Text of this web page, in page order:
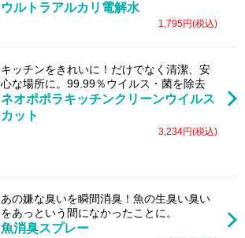
ウルトラアルカリ電解水
1,795円(税込)
キッチンをきれいに！だけでなく清潔、安
心な場所に。99.99％ウイルス・菌を除去
ネオポポラキッチンクリーンウイルス
カット
3,234円(税込)
あの嫌な臭いを瞬間消臭！魚の生臭い臭い
をあっという間になかったことに。
魚消臭スプレー